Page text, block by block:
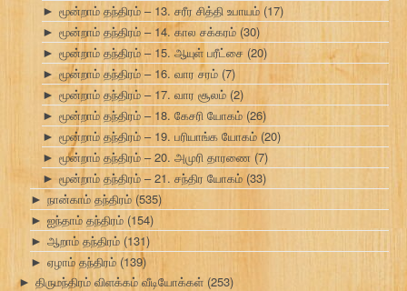
► மூன்றாம் தந்திரம் – 13. சரீர சித்தி உபாயம் (17)
► மூன்றாம் தந்திரம் – 14. கால சக்கரம் (30)
► மூன்றாம் தந்திரம் – 15. ஆயுள் பரீட்சை (20)
► மூன்றாம் தந்திரம் – 16. வார சரம் (7)
► மூன்றாம் தந்திரம் – 17. வார சூலம் (2)
► மூன்றாம் தந்திரம் – 18. கேசரி யோகம் (26)
► மூன்றாம் தந்திரம் – 19. பரியாங்க யோகம் (20)
► மூன்றாம் தந்திரம் – 20. அமுரி தாரணை (7)
► மூன்றாம் தந்திரம் – 21. சந்திர யோகம் (33)
► நான்காம் தந்திரம் (535)
► ஐந்தாம் தந்திரம் (154)
► ஆறாம் தந்திரம் (131)
► ஏழாம் தந்திரம் (139)
► திருமந்திரம் விளக்கம் வீடியோக்கள் (253)